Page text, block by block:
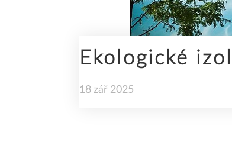
STAVEBNÍ INŽENÝRSTVÍ
Ekologické
18 zář 2025